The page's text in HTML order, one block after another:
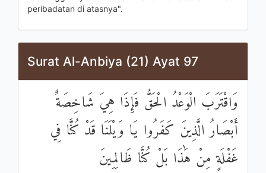
peribadatan di atasnya".
Surat Al-Anbiya (21) Ayat 97
وَاقْتَرَبَ الْوَعْدُ الْحَقُّ فَإِذَا هِيَ شَاخِصَةٌ
أَبْصَارُ الَّذِينَ كَفَرُوا يَا وَيْلَنَا قَدْ كُنَّا فِي
غَفْلَةٍ مِنْ هَٰذَا بَلْ كُنَّا ظَالِمِينَ